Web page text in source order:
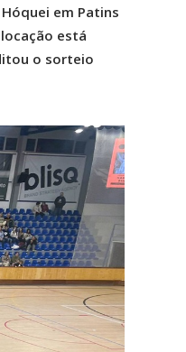
em Patins
está
o sorteio